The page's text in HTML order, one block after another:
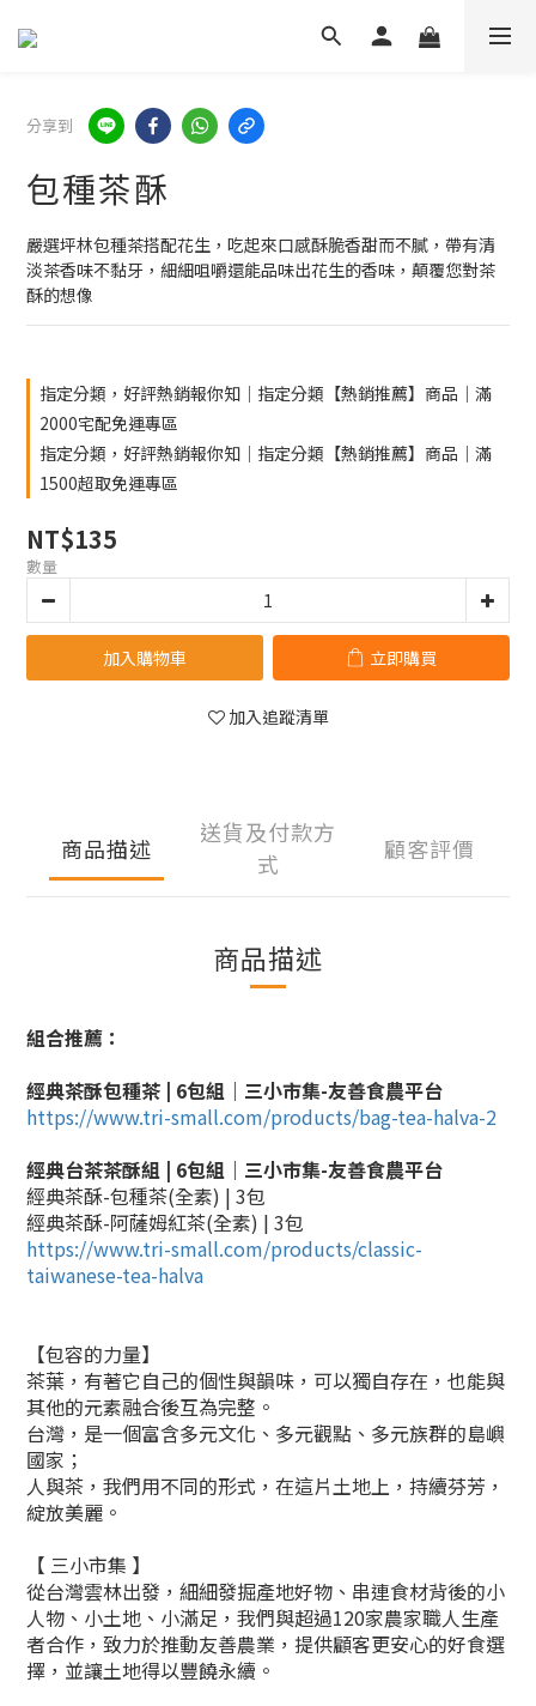
分享到
包種茶酥
嚴選坪林包種茶搭配花生，吃起來口感酥脆香甜而不膩，帶有清
淡茶香味不黏牙，細細咀嚼還能品味出花生的香味，顛覆您對茶
酥的想像
指定分類，好評熱銷報你知｜指定分類【熱銷推薦】商品｜滿
2000宅配免運專區
指定分類，好評熱銷報你知｜指定分類【熱銷推薦】商品｜滿
1500超取免運專區
NT$135
數量
加入購物車 立即購買
加入追蹤清單
商品描述
送貨及付款方
式
顧客評價
商品描述
組合推薦：
經典茶酥包種茶 | 6包組｜三小市集-友善食農平台
https://www.tri-small.com/products/bag-tea-halva-2
經典台茶茶酥組 | 6包組｜三小市集-友善食農平台
經典茶酥-包種茶(全素) | 3包
經典茶酥-阿薩姆紅茶(全素) | 3包
https://www.tri-small.com/products/classic-
taiwanese-tea-halva
【包容的力量】
茶葉，有著它自己的個性與韻味，可以獨自存在，也能與
其他的元素融合後互為完整。
台灣，是一個富含多元文化、多元觀點、多元族群的島嶼
國家；
人與茶，我們用不同的形式，在這片土地上，持續芬芳，
綻放美麗。
【 三小市集 】
從台灣雲林出發，細細發掘產地好物、串連食材背後的小
人物、小土地、小滿足，我們與超過120家農家職人生產
者合作，致力於推動友善農業，提供顧客更安心的好食選
擇，並讓土地得以豐饒永續。